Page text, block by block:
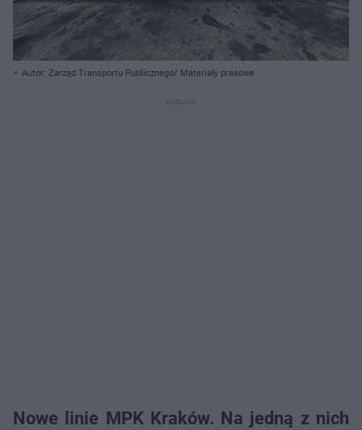
Autor: Zarząd Transportu Publicznego/ Materiały prasowe
Nowe linie MPK Kraków. Na jedną z nich